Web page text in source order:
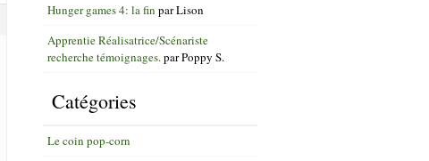
Hunger games 4: la fin parLison
Apprentie Réalisatrice/Scénariste
recherche témoignages. parPoppy S.
Catégories
Le coin pop-corn